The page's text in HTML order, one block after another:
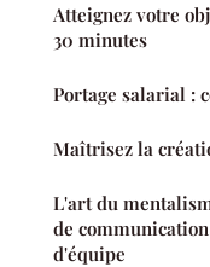
Atteignez votre
30 minutes
Portage salarial :
Maîtrisez la
L'art du
de
d'équipe